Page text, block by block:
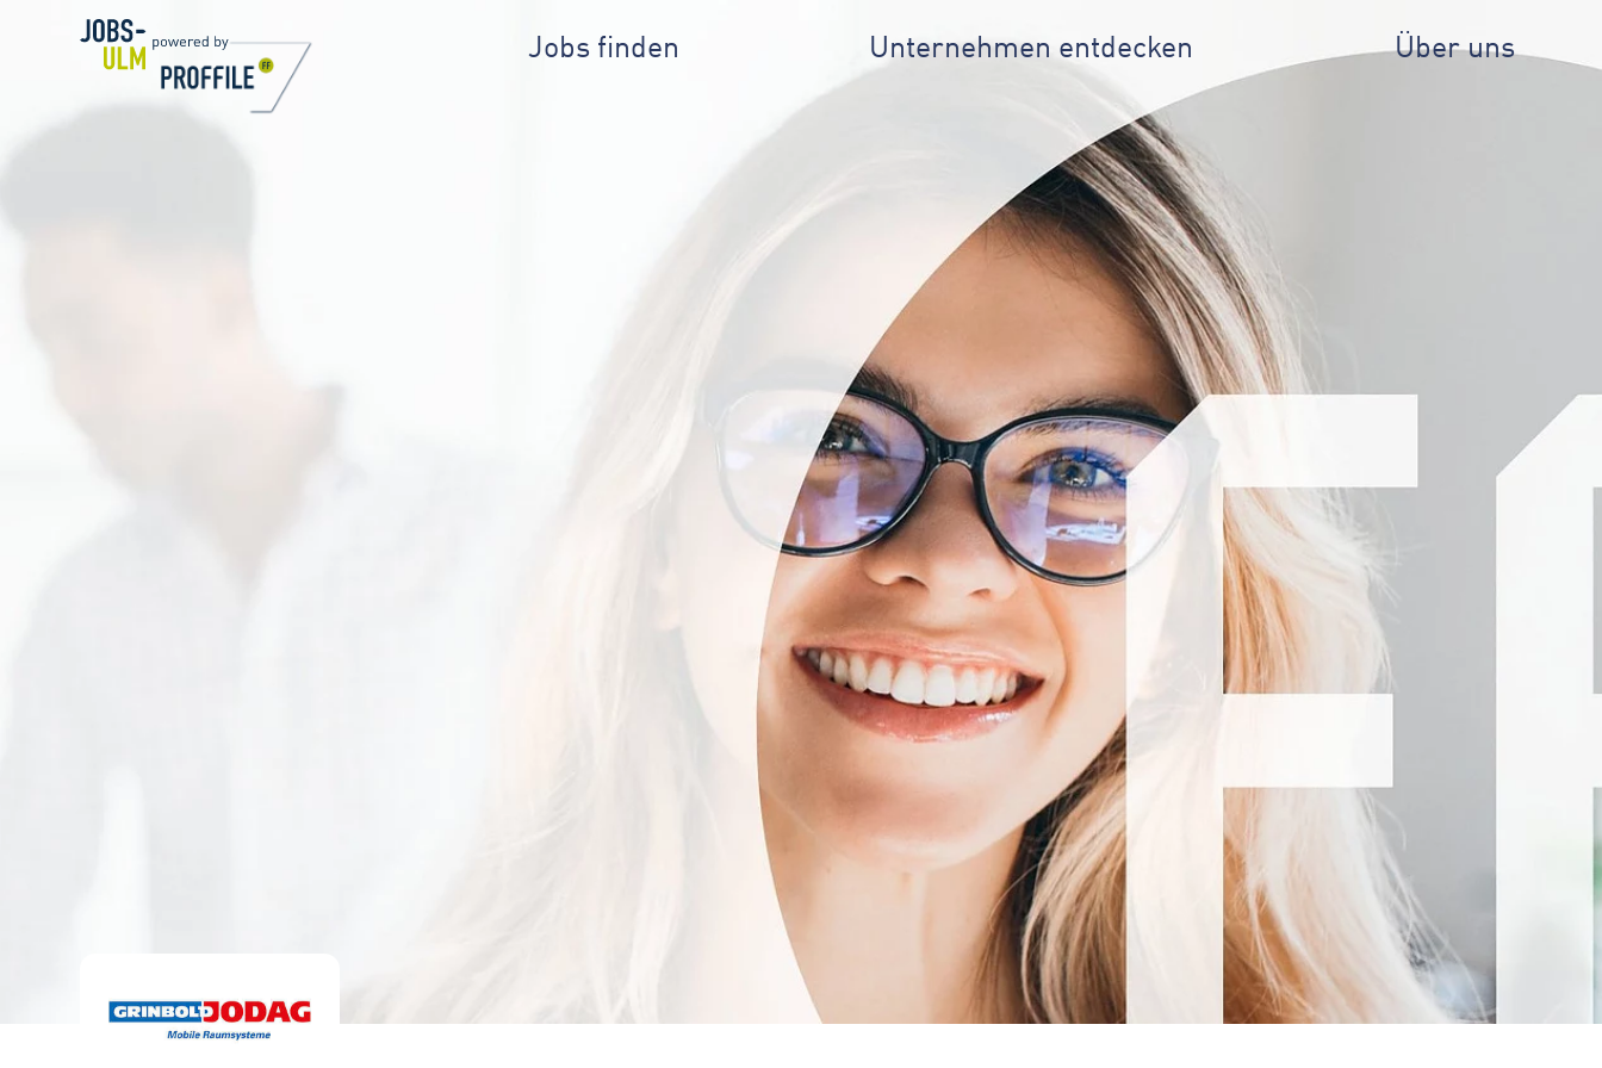
Jobs finden Unternehmen entdecken Über uns